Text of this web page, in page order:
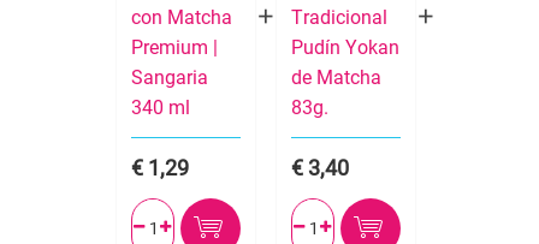
con Matcha
Premium |
Sangaria
340 ml
1,29
 
Tradicional
Pudín Yokan
de Matcha
83g.
3,40
 